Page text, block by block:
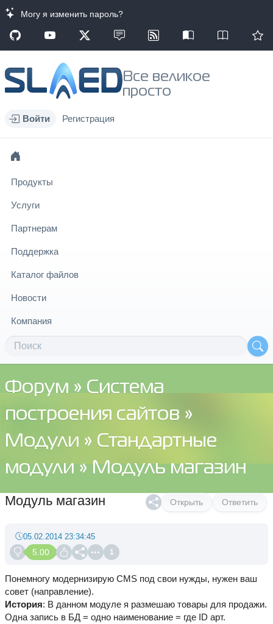
Могу я изменить пароль?
Все великое
просто
Войти Регистрация
Продукты
Услуги
Партнерам
Поддержка
Каталог файлов
Новости
Компания
Форум » Система
построения сайтов »
Модули » Стандартные
модули » Модуль магазин
Открыть Ответить
Модуль магазин
5.00 1
05.02.2014 23:34:45
Понемногу модернизирую CMS под свои нужды, нужен ваш
совет (направление).
История: В данном модуле я размешаю товары для продажи.
Одна запись в БД = одно наименование = где ID арт.